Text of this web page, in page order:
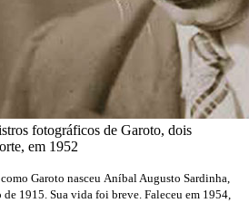
fotográficos de Garoto, dois
em 1952
Garoto nasceu Aníbal Augusto Sardinha,
de 1915. Sua vida foi breve. Faleceu em 1954,